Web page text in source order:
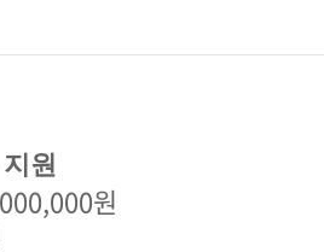
원
원